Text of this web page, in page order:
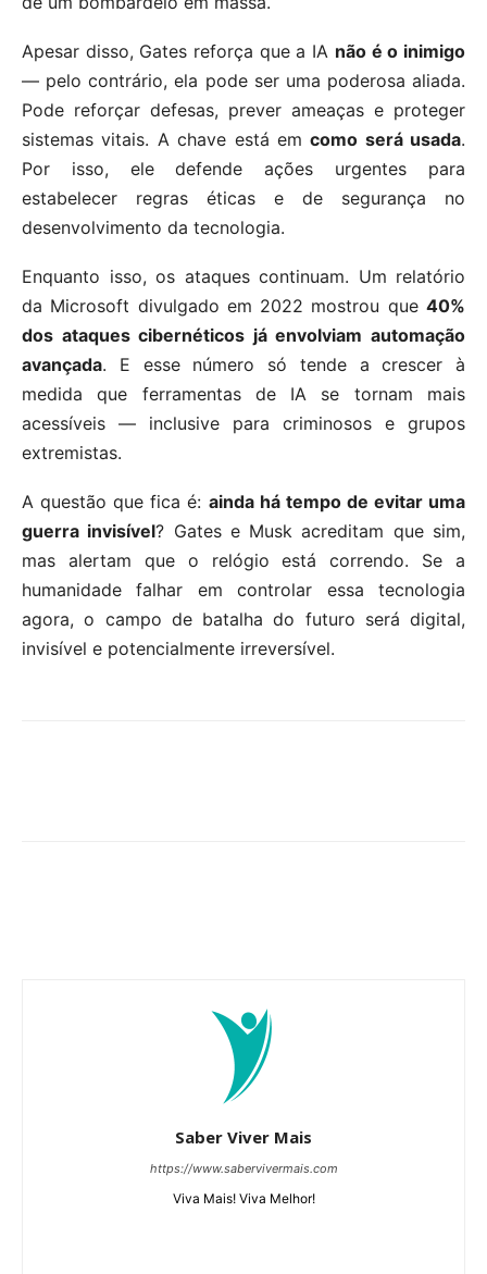
Apesar disso, Gates reforça que a IA não é o inimigo
— pelo contrário, ela pode ser uma poderosa aliada.
Pode reforçar defesas, prever ameaças e proteger
sistemas vitais. A chave está emcomo será usada.
Por isso, ele defende ações urgentes para
estabelecer regras éticas e de segurança no
desenvolvimento da tecnologia.
Enquanto isso, os ataques continuam. Um relatório
da Microsoft divulgado em 2022 mostrou que 40%
dos ataques cibernéticos já envolviam automação
avançada. E esse número só tende a crescer à
medida que ferramentas de IA se tornam mais
acessíveis — inclusive para criminosos e grupos
extremistas.
A questão que fica é: ainda há tempo de evitar uma
guerra invisível? Gates e Musk acreditam que sim,
mas alertam que o relógio está correndo. Se a
humanidade falhar em controlar essa tecnologia
agora, o campo de batalha do futuro será digital,
invisível e potencialmente irreversível.
Saber Viver Mais
https://www.sabervivermais.com
Viva Mais! Viva Melhor!